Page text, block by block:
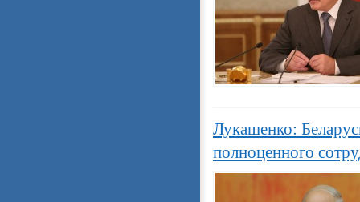
Лукашенко:
полноценного